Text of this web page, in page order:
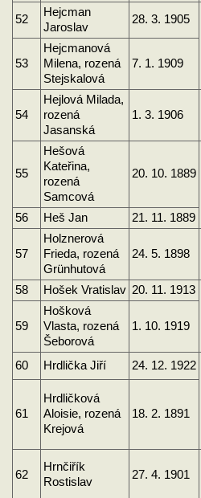
52
Hejcman
Jaroslav
28. 3. 1905
53
Hejcmanová
Milena, rozená
Stejskalová
7. 1. 1909
54
Hejlová Milada,
rozená
Jasanská
1. 3. 1906
55
Hešová
Kateřina,
rozená
Samcová
20. 10. 1889
56
Heš Jan 21. 11. 1889
57
Holznerová
Frieda, rozená
Grünhutová
24. 5. 1898
58 Hošek Vratislav 20. 11. 1913
59
Hošková
Vlasta, rozená
Šeborová
1. 10. 1919
60 Hrdlička Jiří 24. 12. 1922
61
Hrdličková
Aloisie, rozená
Krejová
18. 2. 1891
62
Hrnčiřík
Rostislav
27. 4. 1901